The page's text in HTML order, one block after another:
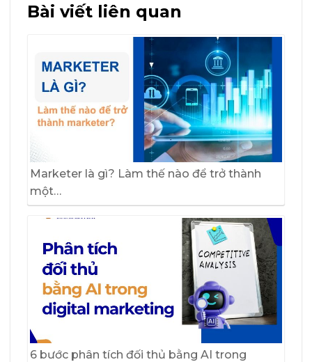
Bài viết liên quan
Marketer là gì? Làm thế nào để trở thành
một…
6 bước phân tích đối thủ bằng AI trong